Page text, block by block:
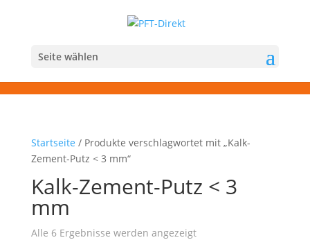
Seite wählen
Startseite / Produkte verschlagwortet mit „Kalk-
Zement-Putz < 3 mm“
Kalk-Zement-Putz < 3
mm
Alle 6 Ergebnisse werden angezeigt